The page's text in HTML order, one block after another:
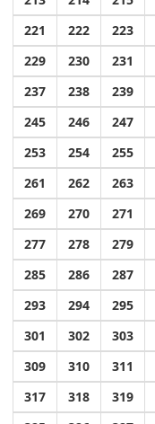
221
222 223
229
230 231
237
238 239
245
246 247
253
254 255
261
262 263
269
270 271
277
278 279
285
286 287
293
294 295
301
302 303
309
310 311
317
318 319